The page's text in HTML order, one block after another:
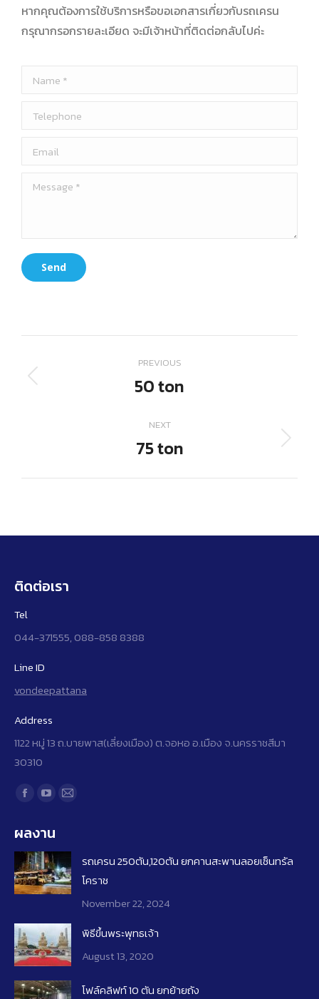
หากคุณต้องการใช้บริการหรือขอเอกสารเกี่ยวกับรถเครน
กรุณากรอกรายละเอียด จะมีเจ้าหน้าที่ติดต่อกลับไปค่ะ
Project
navigation
PREVIOUS
Previous
50 ton
NEXT
Next
75 ton
ติดต่อเรา
Tel
044-371555, 088-858 8388
Line ID
vondeepattana
Address
1122 หมู่ 13 ถ.บายพาส(เลี่ยงเมือง) ต.จอหอ อ.เมือง จ.นครราชสีมา
30310
Find us on:
Facebook
opens
in
new
window
YouTube
opens
in
new
window
Mail
in
new
window
ผลงาน
รถเครน 250ตัน,120ตัน ยกคานสะพานลอยเซ็นทรัล
โคราช
November 22, 2024
พิธีขึ้นพระพุทธเจ้า
August 13, 2020
โฟล์คลิฟท์​ 10 ​ตัน ยกย้ายถัง